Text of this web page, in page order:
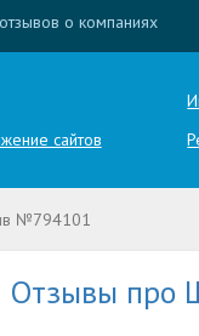
о компаниях
сайтов
№794101
Отзывы про